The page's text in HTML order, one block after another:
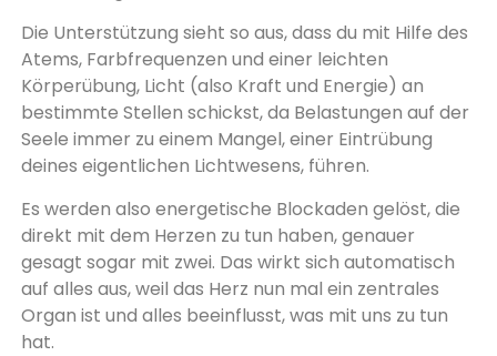
Die Unterstützung sieht so aus, dass du mit Hilfe des
Atems, Farbfrequenzen und einer leichten
Körperübung, Licht (also Kraft und Energie) an
bestimmte Stellen schickst, da Belastungen auf der
Seele immer zu einem Mangel, einer Eintrübung
deines eigentlichen Lichtwesens, führen.
Es werden also energetische Blockaden gelöst, die
direkt mit dem Herzen zu tun haben, genauer
gesagt sogar mit zwei. Das wirkt sich automatisch
auf alles aus, weil das Herz nun mal ein zentrales
Organ ist und alles beeinflusst, was mit uns zu tun
hat.